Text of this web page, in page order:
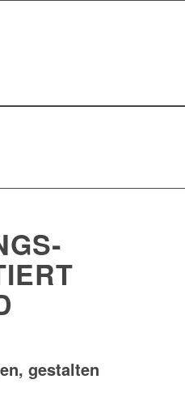
gestalten